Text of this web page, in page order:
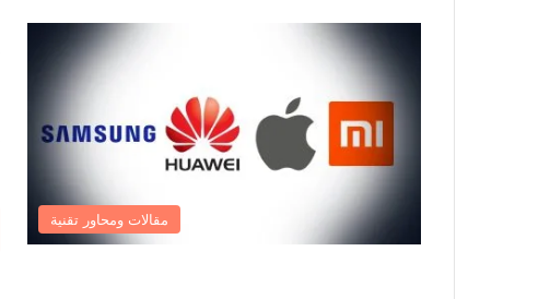
مقالات ومحاور تقنية